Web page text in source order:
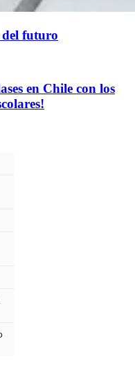
del futuro
en Chile con los